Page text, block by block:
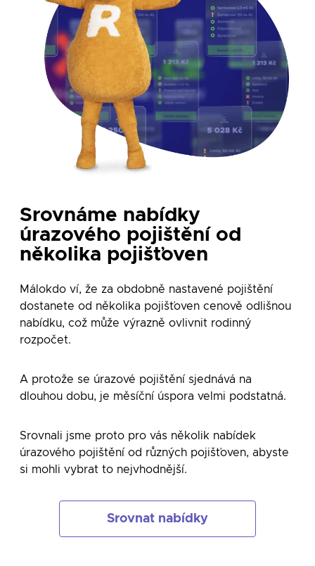
Srovnáme nabídky
úrazového pojištění od
několika pojišťoven
Málokdo ví, že za obdobně nastavené pojištění
dostanete od několika pojišťoven cenově odlišnou
nabídku, což může výrazně ovlivnit rodinný
rozpočet.
A protože se úrazové pojištění sjednává na
dlouhou dobu, je měsíční úspora velmi podstatná.
Srovnali jsme proto pro vás několik nabídek
úrazového pojištění od různých pojišťoven, abyste
si mohli vybrat to nejvhodnější.
Srovnat nabídky